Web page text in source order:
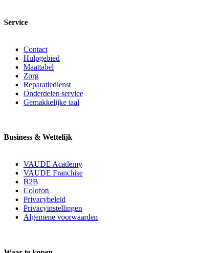
Service
Contact
Hulpgebied
Maattabel
Zorg
Reparatiedienst
Onderdelen service
Gemakkelijke taal
Business & Wettelijk
VAUDE Academy
VAUDE Franchise
B2B
Colofon
Privacybeleid
Privacyinstellingen
Algemene voorwaarden